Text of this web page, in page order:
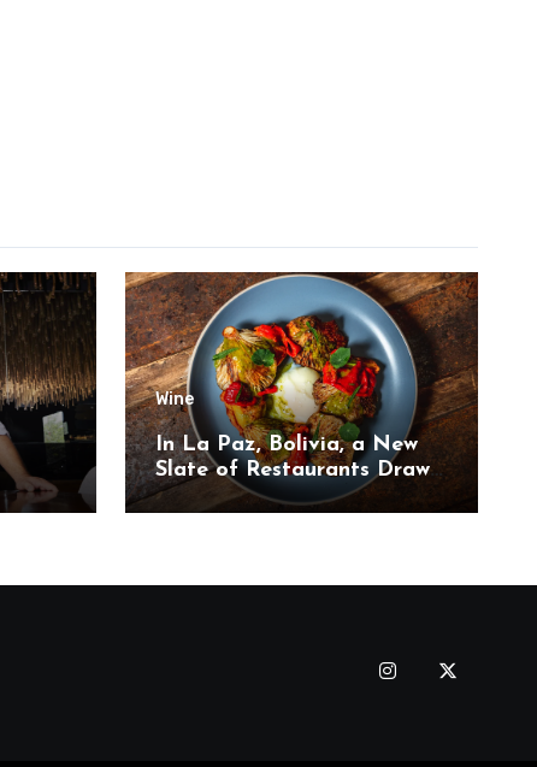
Wine
In La Paz, Bolivia, a New
Slate of Restaurants Draw
on the Country’s Natural
Bounty